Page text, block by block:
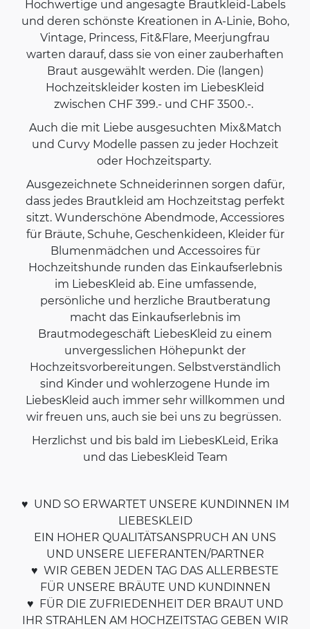
Hochwertige und angesagte Brautkleid-Labels
und deren schönste Kreationen in A-Linie, Boho,
Vintage, Princess, Fit&Flare, Meerjungfrau
warten darauf, dass sie von einer zauberhaften
Braut ausgewählt werden. Die (langen)
Hochzeitskleider kosten im LiebesKleid
zwischen CHF 399.- und CHF 3500.-.
Auch die mit Liebe ausgesuchten Mix&Match
und Curvy Modelle passen zu jeder Hochzeit
oder Hochzeitsparty.
Ausgezeichnete Schneiderinnen sorgen dafür,
dass jedes Brautkleid am Hochzeitstag perfekt
sitzt. Wunderschöne Abendmode, Accessiores
für Bräute, Schuhe, Geschenkideen, Kleider für
Blumenmädchen und Accessoires für
Hochzeitshunde runden das Einkaufserlebnis
im LiebesKleid ab. Eine umfassende,
persönliche und herzliche Brautberatung
macht das Einkaufserlebnis im
Brautmodegeschäft LiebesKleid zu einem
unvergesslichen Höhepunkt der
Hochzeitsvorbereitungen. Selbstverständlich
sind Kinder und wohlerzogene Hunde im
LiebesKleid auch immer sehr willkommen und
wir freuen uns, auch sie bei uns zu begrüssen.
Herzlichst und bis bald im LiebesKLeid, Erika
und das LiebesKleid Team
♥ UND SO ERWARTET UNSERE KUNDINNEN IM
LIEBESKLEID
EIN HOHER QUALITÄTSANSPRUCH AN UNS
UND UNSERE LIEFERANTEN/PARTNER
♥ WIR GEBEN JEDEN TAG DAS ALLERBESTE
FÜR UNSERE BRÄUTE UND KUNDINNEN
♥ FÜR DIE ZUFRIEDENHEIT DER BRAUT UND
IHR STRAHLEN AM HOCHZEITSTAG GEBEN WIR